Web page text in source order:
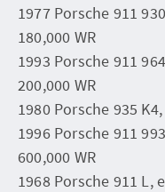
1977 Porsche 911
180,000 WR
1993 Porsche 911
200,000 WR
1980 Porsche 935
1996 Porsche 911
600,000 WR
1968 Porsche 911 L,